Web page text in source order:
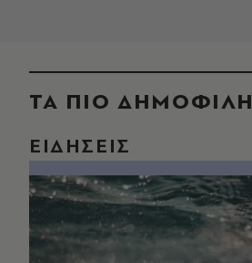
ΤΑ ΠΙΟ ΔΗΜΟΦΙΛΗ
ΕΙΔΗΣΕΙΣ